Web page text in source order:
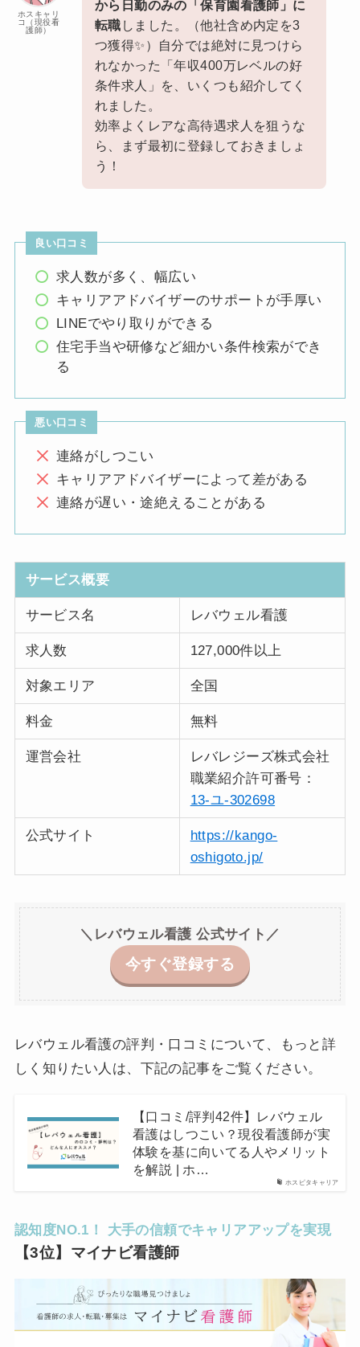
ホスキャリ
コ（現役看
護師）
から日勤のみの「保育園看護師」に
転職 しました。（他社含め内定を3
つ獲得✨）自分では絶対に見つけら
れなかった「年収400万レベルの好
条件求人」を、いくつも紹介してく
れました。
効率よくレアな高待遇求人を狙うな
ら、まず最初に登録しておきましょ
う！
良い口コミ
求人数が多く、幅広い
キャリアアドバイザーのサポートが手厚い
LINEでやり取りができる
住宅手当や研修など細かい条件検索ができ
る
悪い口コミ
連絡がしつこい
キャリアアドバイザーによって差がある
連絡が遅い・途絶えることがある
サービス概要
サービス名 レバウェル看護
求人数 127,000件以上
対象エリア 全国
料金 無料
運営会社
レバレジーズ株式会社
職業紹介許可番号：
13-ユ-302698
公式サイト
https://kango-
oshigoto.jp/
＼レバウェル看護 公式サイト／
今すぐ登録する
レバウェル看護の評判・口コミについて、もっと詳
しく知りたい人は、下記の記事をご覧ください。
ホスピタキャリア
【口コミ/評判42件】レバウェル
看護はしつこい？現役看護師が実
体験を基に向いてる人やメリット
を解説 | ホ…
認知度NO.1！ 大手の信頼でキャリアアップを実現
【3位】マイナビ看護師